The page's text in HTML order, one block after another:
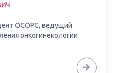
ОСОРС, ведущий
онкогинекологии